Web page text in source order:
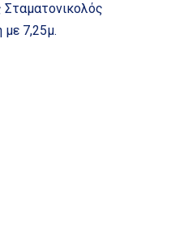
με 7,25μ.